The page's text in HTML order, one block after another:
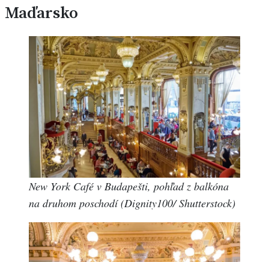
Maďarsko
New York Café v Budapešti, pohľad z balkóna
na druhom poschodí (Dignity100/ Shutterstock)